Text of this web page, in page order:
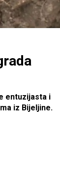
entuzijasta i
iz Bijeljine.